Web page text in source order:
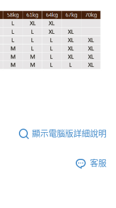
顯示電腦版詳細說明
客服